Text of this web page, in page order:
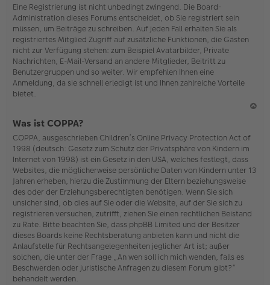
Eine Registrierung ist nicht unbedingt zwingend. Die Board-
Administration dieses Forums entscheidet, ob Sie registriert sein
müssen, um Beiträge zu schreiben. Auf jeden Fall erhalten Sie als
registriertes Mitglied Zugriff auf zusätzliche Funktionen, die Gästen
nicht zur Verfügung stehen: zum Beispiel Avatarbilder, Private
Nachrichten, E-Mail-Versand an andere Mitglieder, Beitritt zu
Benutzergruppen und so weiter. Wir empfehlen Ihnen eine
Anmeldung, da sie schnell erledigt ist und Ihnen zahlreiche Vorteile
bietet.
h
en
Was ist COPPA?
COPPA, ausgeschrieben Children’s Online Privacy Protection Act of
1998 (deutsch: Gesetz zum Schutz der Privatsphäre von Kindern im
Internet von 1998) ist ein Gesetz in den USA, welches festlegt, dass
Websites, die möglicherweise persönliche Daten von Kindern unter 13
Jahren erheben, hierzu die Zustimmung der Eltern beziehungsweise
des oder der Erziehungsberechtigten benötigen. Wenn Sie sich
unsicher sind, ob dies auf Sie oder die Website, auf der Sie sich zu
registrieren versuchen, zutrifft, ziehen Sie einen rechtlichen Beistand
zu Rate. Bitte beachten Sie, dass phpBB Limited und der Besitzer
dieses Boards keine Rechtsberatung anbieten kann und nicht die
Anlaufstelle für Rechtsangelegenheiten jeglicher Art ist; außer
solchen, die unter der Frage „An wen soll ich mich wenden, falls es
Beschwerden oder juristische Anfragen zu diesem Forum gibt?“
behandelt werden.